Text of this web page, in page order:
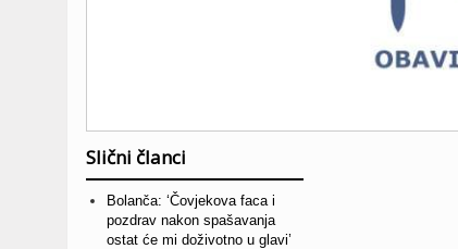
Slični članci
Bolanča: ‘Čovjekova faca i
pozdrav nakon spašavanja
ostat će mi doživotno u glavi’